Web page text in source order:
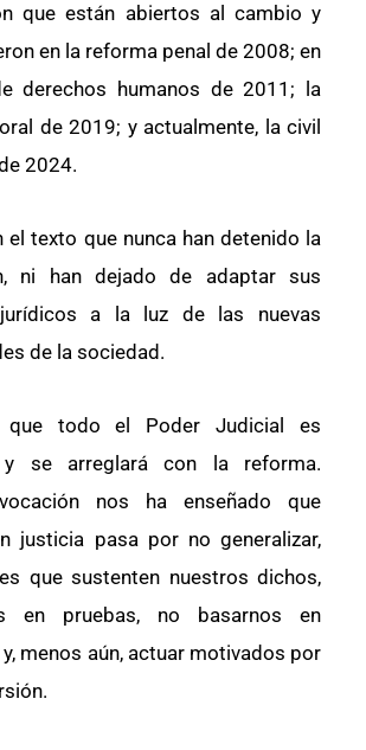
que están abiertos al cambio y
en la reforma penal de 2008; en
derechos humanos de 2011; la
de 2019; y actualmente, la civil
2024.
el texto que nunca han detenido la
ni han dejado de adaptar sus
a la luz de las nuevas
de la sociedad.
que todo el Poder Judicial es
y se arreglará con la reforma.
nos ha enseñado que
justicia pasa por no generalizar,
que sustenten nuestros dichos,
en pruebas, no basarnos en
menos aún, actuar motivados por